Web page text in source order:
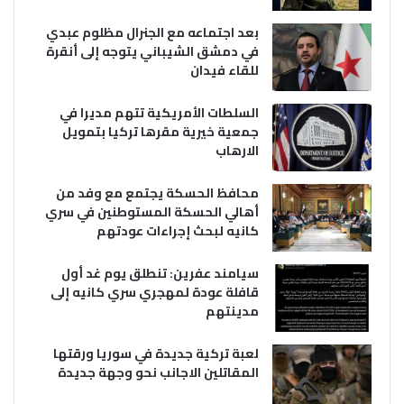
بعد اجتماعه مع الجنرال مظلوم عبدي
في دمشق الشيباني يتوجه إلى أنقرة
للقاء فيدان
السلطات الأمريكية تتهم مديرا في
جمعية خيرية مقرها تركيا بتمويل
الارهاب
محافظ الحسكة يجتمع مع وفد من
أهالي الحسكة المستوطنين في سري
كانيه لبحث إجراءات عودتهم
سيامند عفرين: تنطلق يوم غد أول
قافلة عودة لمهجري سري كانيه إلى
مدينتهم
لعبة تركية جديدة في سوريا ورقتها
المقاتلين الاجانب نحو وجهة جديدة